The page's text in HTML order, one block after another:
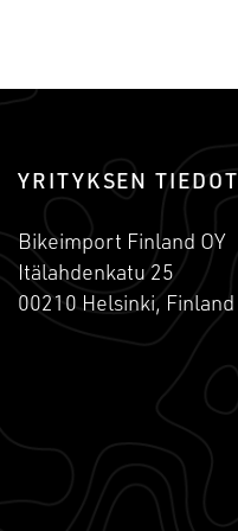
YRITYKSEN TIEDOT
Bikeimport Finland OY
Itälahdenkatu 25
00210 Helsinki, Finland